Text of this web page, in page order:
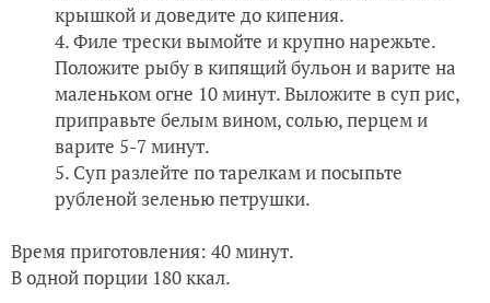
крышкой и доведите до кипения.
Филе трески вымойте и крупно нарежьте.
Положите рыбу в кипящий бульон и варите на
маленьком огне 10 минут. Выложите в суп рис,
приправьте белым вином, солью, перцем и
варите 5-7 минут.
Суп разлейте по тарелкам и посыпьте
рубленой зеленью петрушки.
Время приготовления: 40 минут.
В одной порции 180 ккал.